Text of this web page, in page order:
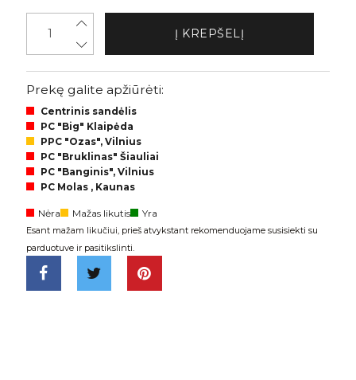
Į KREPŠELĮ
Prekę galite apžiūrėti:
Centrinis sandėlis
PC "Big" Klaipėda
PPC "Ozas", Vilnius
PC "Bruklinas" Šiauliai
PC "Banginis", Vilnius
PC Molas , Kaunas
Nėra Mažas likutis Yra
Esant mažam likučiui, prieš atvykstant rekomenduojame susisiekti su
parduotuve ir pasitikslinti.